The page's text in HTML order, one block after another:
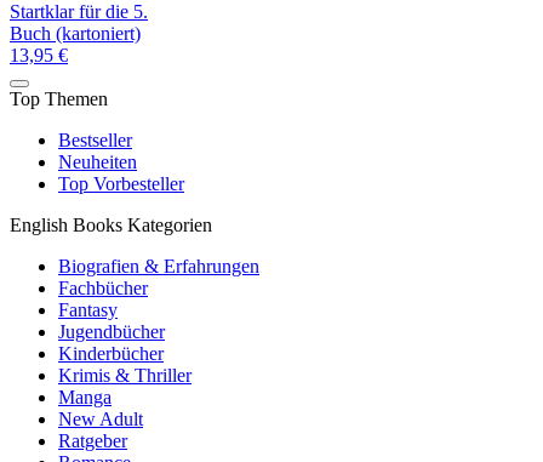
Startklar für die 5.
Buch (kartoniert)
13,95 €
Top Themen
Bestseller
Neuheiten
Top Vorbesteller
English Books Kategorien
Biografien & Erfahrungen
Fachbücher
Fantasy
Jugendbücher
Kinderbücher
Krimis & Thriller
Manga
New Adult
Ratgeber